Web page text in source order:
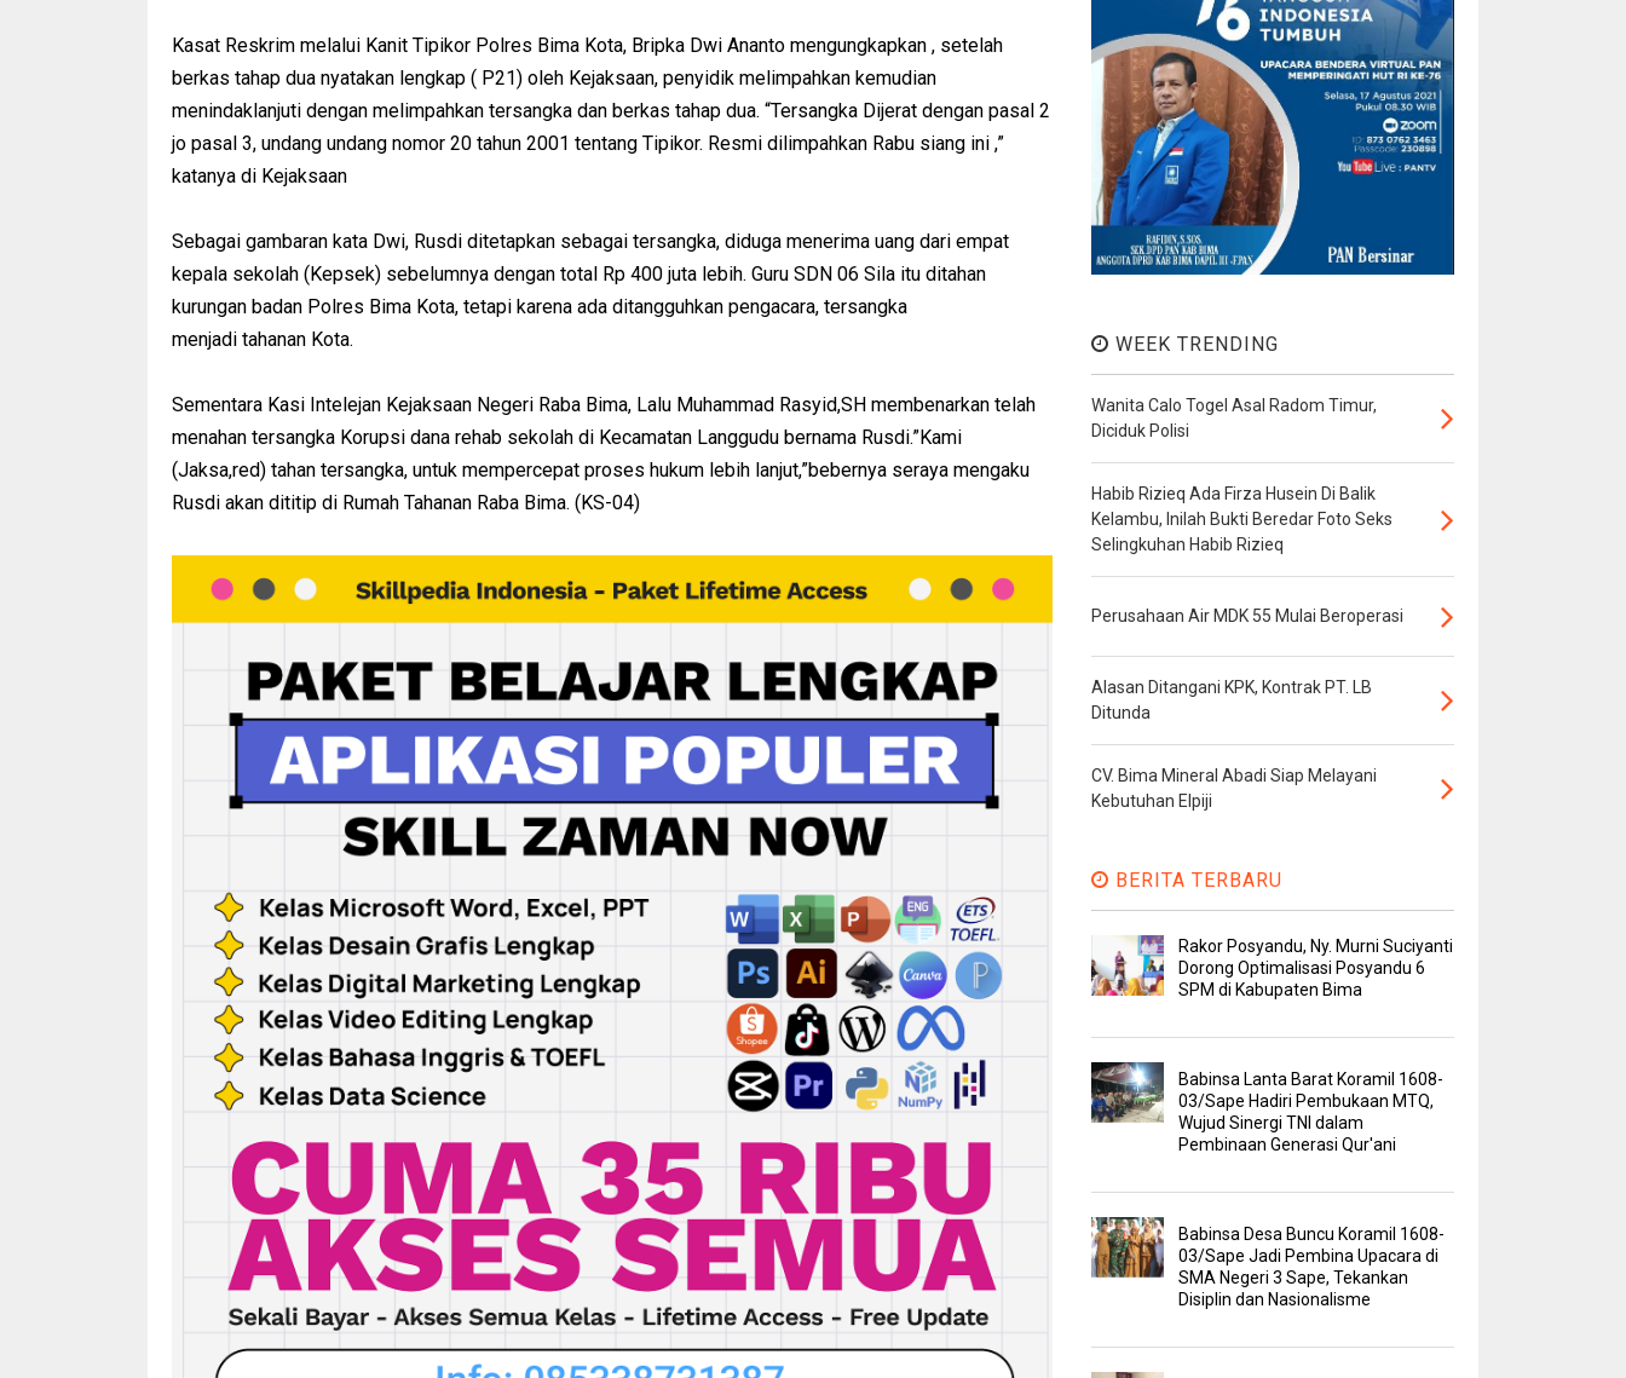
Kasat Reskrim melalui Kanit Tipikor Polres Bima Kota, Bripka Dwi Ananto mengungkapkan , setelah
berkas tahap dua nyatakan lengkap ( P21) oleh Kejaksaan, penyidik melimpahkan kemudian
menindaklanjuti dengan melimpahkan tersangka dan berkas tahap dua. “Tersangka Dijerat dengan pasal 2
jo pasal 3, undang undang nomor 20 tahun 2001 tentang Tipikor. Resmi dilimpahkan Rabu siang ini ,”
katanya di Kejaksaan
Sebagai gambaran kata Dwi, Rusdi ditetapkan sebagai tersangka, diduga menerima uang dari empat
kepala sekolah (Kepsek) sebelumnya dengan total Rp 400 juta lebih. Guru SDN 06 Sila itu ditahan
kurungan badan Polres Bima Kota, tetapi karena ada ditangguhkan pengacara, tersangka
menjadi tahanan Kota.
Sementara Kasi Intelejan Kejaksaan Negeri Raba Bima, Lalu Muhammad Rasyid,SH membenarkan telah
menahan tersangka Korupsi dana rehab sekolah di Kecamatan Langgudu bernama Rusdi.”Kami
(Jaksa,red) tahan tersangka, untuk mempercepat proses hukum lebih lanjut,”bebernya seraya mengaku
Rusdi akan dititip di Rumah Tahanan Raba Bima. (KS-04)
WEEK TRENDING
Wanita Calo Togel Asal Radom Timur,
Diciduk Polisi
Habib Rizieq Ada Firza Husein Di Balik
Kelambu, Inilah Bukti Beredar Foto Seks
Selingkuhan Habib Rizieq
Perusahaan Air MDK 55 Mulai Beroperasi
Alasan Ditangani KPK, Kontrak PT. LB
Ditunda
CV. Bima Mineral Abadi Siap Melayani
Kebutuhan Elpiji
BERITA TERBARU
Rakor Posyandu, Ny. Murni Suciyanti
Dorong Optimalisasi Posyandu 6
SPM di Kabupaten Bima
Babinsa Lanta Barat Koramil 1608-
03/Sape Hadiri Pembukaan MTQ,
Wujud Sinergi TNI dalam
Pembinaan Generasi Qur'ani
Babinsa Desa Buncu Koramil 1608-
03/Sape Jadi Pembina Upacara di
SMA Negeri 3 Sape, Tekankan
Disiplin dan Nasionalisme